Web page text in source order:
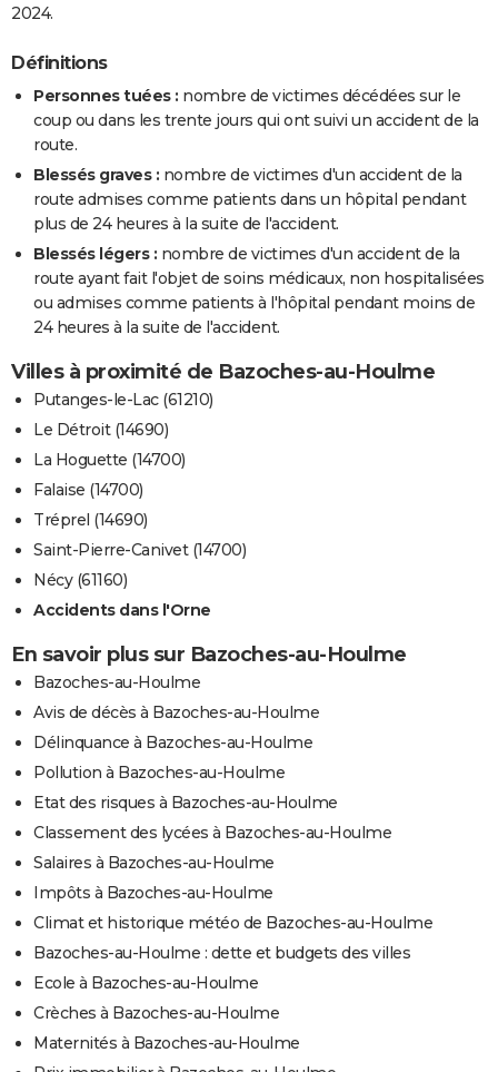
2024.
Définitions
Personnes tuées : nombre de victimes décédées sur le
coup ou dans les trente jours qui ont suivi un accident de la
route.
Blessés graves : nombre de victimes d'un accident de la
route admises comme patients dans un hôpital pendant
plus de 24 heures à la suite de l'accident.
Blessés légers : nombre de victimes d'un accident de la
route ayant fait l'objet de soins médicaux, non hospitalisées
ou admises comme patients à l'hôpital pendant moins de
24 heures à la suite de l'accident.
Villes à proximité de Bazoches-au-Houlme
Putanges-le-Lac (61210)
Le Détroit (14690)
La Hoguette (14700)
Falaise (14700)
Tréprel (14690)
Saint-Pierre-Canivet (14700)
Nécy (61160)
Accidents dans l'Orne
En savoir plus sur Bazoches-au-Houlme
Bazoches-au-Houlme
Avis de décès à Bazoches-au-Houlme
Délinquance à Bazoches-au-Houlme
Pollution à Bazoches-au-Houlme
Etat des risques à Bazoches-au-Houlme
Classement des lycées à Bazoches-au-Houlme
Salaires à Bazoches-au-Houlme
Impôts à Bazoches-au-Houlme
Climat et historique météo de Bazoches-au-Houlme
Bazoches-au-Houlme : dette et budgets des villes
Ecole à Bazoches-au-Houlme
Crèches à Bazoches-au-Houlme
Maternités à Bazoches-au-Houlme